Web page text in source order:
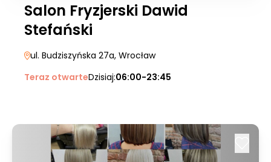
Salon Fryzjerski Dawid
Stefański
ul. Budziszyńska 27a, Wrocław
Teraz otwarteDzisiaj:06:00-23:45